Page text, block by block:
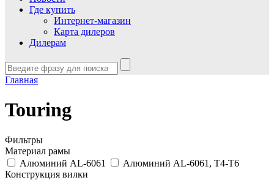
Где купить
Интернет-магазин
Карта дилеров
Дилерам
Главная
Touring
Фильтры
Материал рамы
Алюминий AL-6061
Алюминий AL-6061, T4-T6
Конструкция вилки